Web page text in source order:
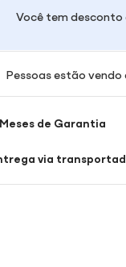
Você tem desconto
Pessoas estão
de Garantia
via